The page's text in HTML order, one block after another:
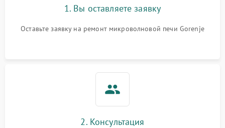
Не работают сенсорные
1000 ₽
1. Вы оставляете заявку
Оставьте заявку на ремонт микроволновой печи Gorenje
2. Консультация